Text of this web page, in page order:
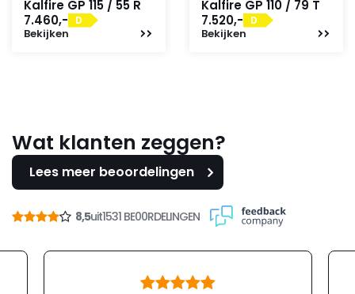
Kalfire GP 115 / 55 R
7.460,-
D
Bekijken
Kalfire GP 110 / 79 T
7.520,-
D
Bekijken
Wat klanten zeggen?
Lees meer beoordelingen
8,5uit1531 BE00RDELINGEN